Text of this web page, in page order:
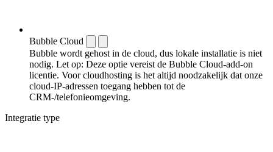
Bubble Cloud
Bubble wordt gehost in de cloud, dus lokale installatie is niet
nodig. Let op: Deze optie vereist de Bubble Cloud-add-on
licentie. Voor cloudhosting is het altijd noodzakelijk dat onze
cloud-IP-adressen toegang hebben tot de
CRM-/telefonieomgeving.
Integratie type